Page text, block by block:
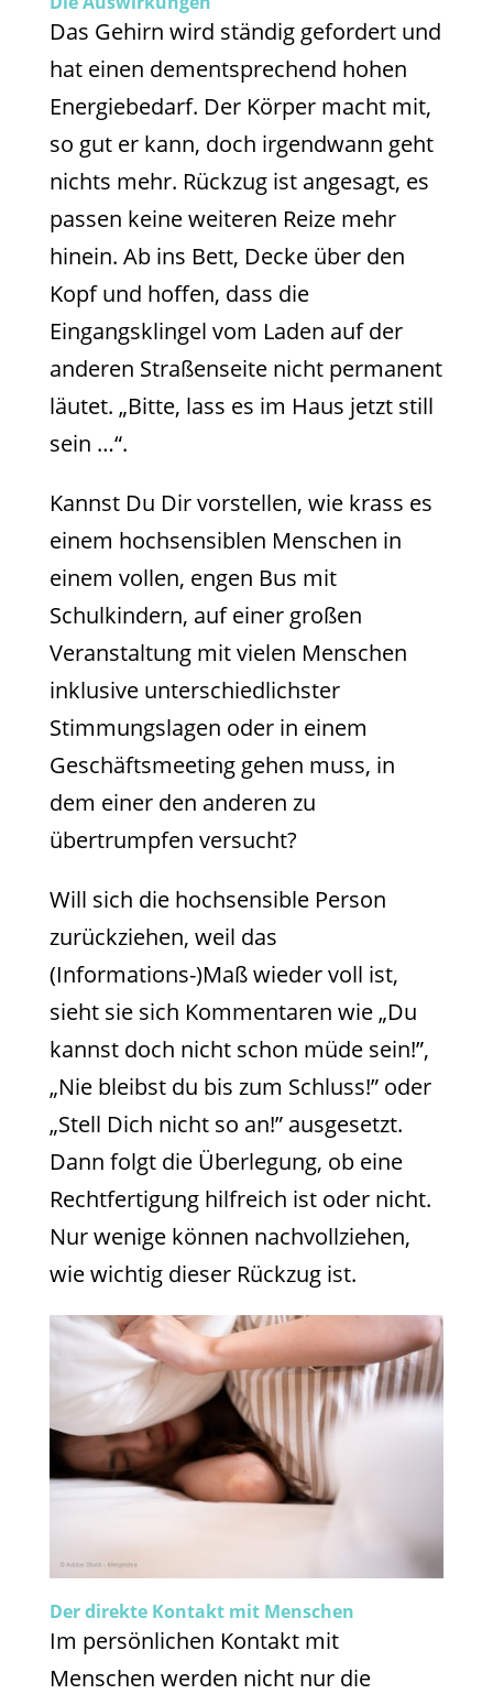
Das Gehirn wird ständig gefordert und
hat einen dementsprechend hohen
Energiebedarf. Der Körper macht mit,
so gut er kann, doch irgendwann geht
nichts mehr. Rückzug ist angesagt, es
passen keine weiteren Reize mehr
hinein. Ab ins Bett, Decke über den
Kopf und hoffen, dass die
Eingangsklingel vom Laden auf der
anderen Straßenseite nicht permanent
läutet. „Bitte, lass es im Haus jetzt still
sein …“.
Kannst Du Dir vorstellen, wie krass es
einem hochsensiblen Menschen in
einem vollen, engen Bus mit
Schulkindern, auf einer großen
Veranstaltung mit vielen Menschen
inklusive unterschiedlichster
Stimmungslagen oder in einem
Geschäftsmeeting gehen muss, in
dem einer den anderen zu
übertrumpfen versucht?
Will sich die hochsensible Person
zurückziehen, weil das
(Informations-)Maß wieder voll ist,
sieht sie sich Kommentaren wie „Du
kannst doch nicht schon müde sein!”,
„Nie bleibst du bis zum Schluss!” oder
„Stell Dich nicht so an!” ausgesetzt.
Dann folgt die Überlegung, ob eine
Rechtfertigung hilfreich ist oder nicht.
Nur wenige können nachvollziehen,
wie wichtig dieser Rückzug ist.
Der direkte Kontakt mit Menschen
Im persönlichen Kontakt mit
Menschen werden nicht nur die